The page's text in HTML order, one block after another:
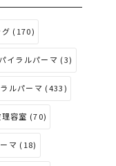
グ (170)
イラルパーマ (3)
ルパーマ (433)
理容室 (70)
マ (18)